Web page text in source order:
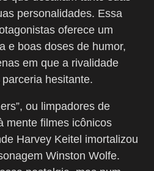
personalidades. Essa
oferece um
e boas doses de humor,
em que a rivalidade
hesitante.
ou limpadores de
mente filmes icônicos
Harvey Keitel imortalizou
Winston Wolfe.